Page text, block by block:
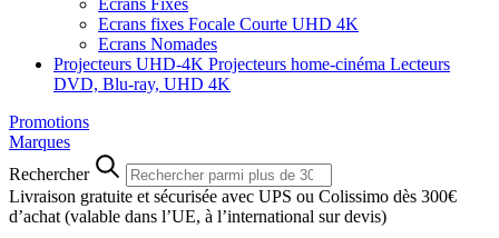
Ecrans Fixes
Ecrans fixes Focale Courte UHD 4K
Ecrans Nomades
Projecteurs UHD-4K Projecteurs home-cinéma Lecteurs
DVD, Blu-ray, UHD 4K
Promotions
Marques
Rechercher
Livraison gratuite et sécurisée avec UPS ou Colissimo dès 300€
d’achat (valable dans l’UE, à l’international sur devis)